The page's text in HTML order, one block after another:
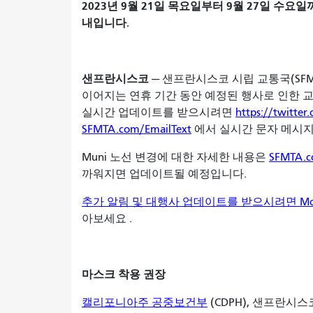
2023년 9월 21일 목요일부터 9월 27일 수요
내입니다.
샌프란시스코 — 샌프란시스코 시립 교통국
이어지는 연휴 기간 동안 예정된 행사로 인한
실시간 업데이트를 받으시려면 https://
SFMTA.com/EmailText 에서 실시간 문자 메시
Muni 노선 변경에 대한 자세한 내용은
까워지면 업데이트될 예정입니다.
추가 알림 및 대행사 업데이트를 받으시려면
아보세요 .
마스크 착용 권장
캘리포니아주 공중보건부 (CDPH), 샌프란시